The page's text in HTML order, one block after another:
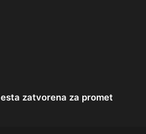
zatvorena za promet